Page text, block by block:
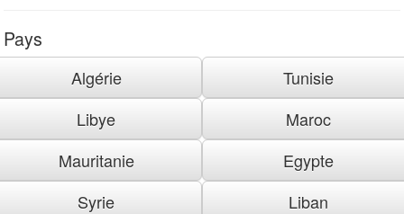
Pays
Algérie
Tunisie
Libye
Maroc
Mauritanie
Egypte
Syrie
Liban